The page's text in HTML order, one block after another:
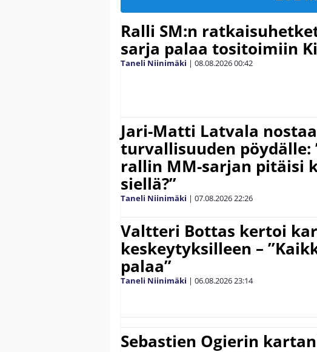
Ralli SM:n
sarja palaa tositoimiin
Taneli Niinimäki | 08.08.202600:42
Jari-Matti Latvala nostaa
turvallisuuden pöydälle:
rallin MM-sarjan pitäisi
siellä?”
Taneli Niinimäki | 07.08.202622:26
Valtteri Bottas kertoi
keskeytyksilleen –
palaa”
Taneli Niinimäki | 06.08.202623:14
Sebastien Ogierin